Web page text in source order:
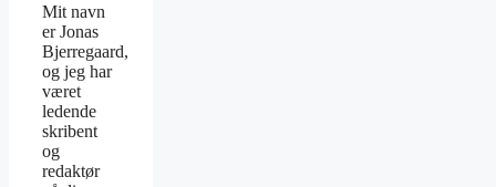
Mit navn
er Jonas
Bjerregaard,
og jeg har
været
ledende
skribent
og
redaktør